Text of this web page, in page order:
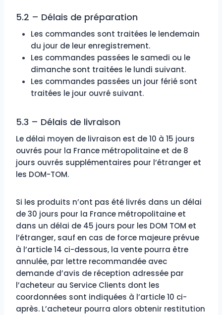
5.2 – Délais de préparation
Les commandes sont traitées le lendemain
du jour de leur enregistrement.
Les commandes passées le samedi ou le
dimanche sont traitées le lundi suivant.
Les commandes passées un jour férié sont
traitées le jour ouvré suivant.
5.3 – Délais de livraison
Le délai moyen de livraison est de 10 à 15 jours
ouvrés pour la France métropolitaine et de 8
jours ouvrés supplémentaires pour l’étranger et
les DOM-TOM.
Si les produits n’ont pas été livrés dans un délai
de 30 jours pour la France métropolitaine et
dans un délai de 45 jours pour les DOM TOM et
l’étranger, sauf en cas de force majeure prévue
à l’article 14 ci-dessous, la vente pourra être
annulée, par lettre recommandée avec
demande d’avis de réception adressée par
l’acheteur au Service Clients dont les
coordonnées sont indiquées à l’article 10 ci-
après. L’acheteur pourra alors obtenir restitution